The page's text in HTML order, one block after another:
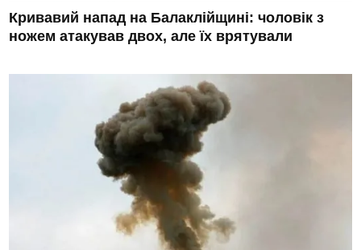
Кривавий напад на Балаклійщині: чоловік з
ножем атакував двох, але їх врятували